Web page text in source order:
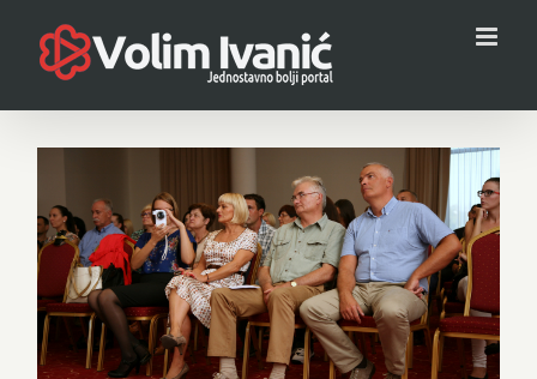
content
Image